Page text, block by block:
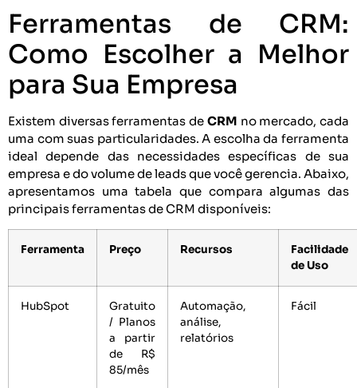
Ferramentas de CRM:
Como Escolher a Melhor
para Sua Empresa
Existem diversas ferramentas de CRM no mercado, cada
uma com suas particularidades. A escolha da ferramenta
ideal depende das necessidades específicas de sua
empresa e do volume de leads que você gerencia. Abaixo,
apresentamos uma tabela que compara algumas das
principais ferramentas de CRM disponíveis:
Ferramenta Preço Recursos
Facilidade
de Uso
HubSpot
Gratuito
/ Planos
a partir
de R$
85/mês
Automação,
análise,
relatórios
Fácil